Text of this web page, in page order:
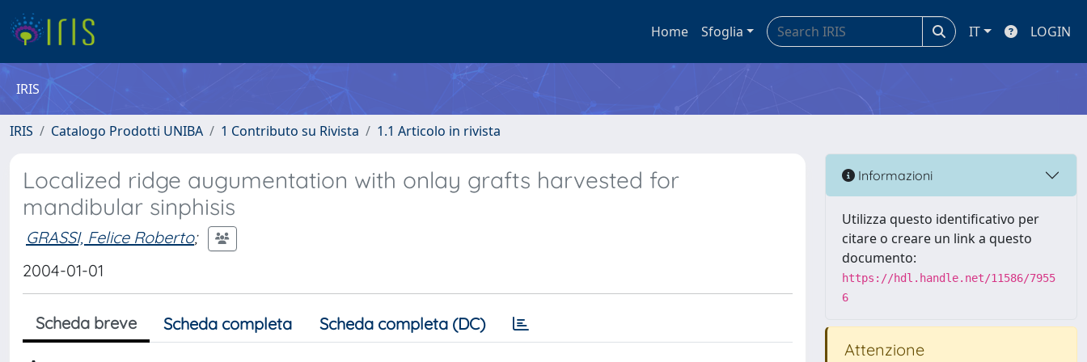
Home Sfoglia IT LOGIN
IRIS
IRIS Catalogo Prodotti UNIBA 1 Contributo su Rivista 1.1 Articolo in rivista
Localized ridge augumentation with onlay grafts harvested for
mandibular sinphisis
GRASSI, Felice Roberto;
2004-01-01
Scheda breve Scheda completa Scheda completa (DC)
Informazioni
Utilizza questo identificativo per
citare o creare un link a questo
documento:
https://hdl.handle.net/11586/7955
6
Attenzione